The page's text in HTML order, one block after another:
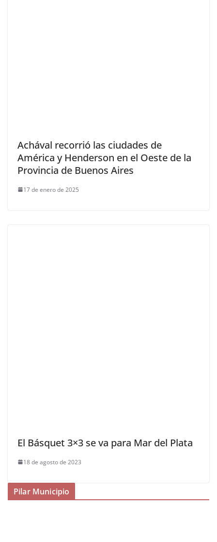
Achával recorrió las ciudades de
América y Henderson en el Oeste de la
Provincia de Buenos Aires
17 de enero de 2025
El Básquet 3×3 se va para Mar del Plata
18 de agosto de 2023
Pilar Municipio